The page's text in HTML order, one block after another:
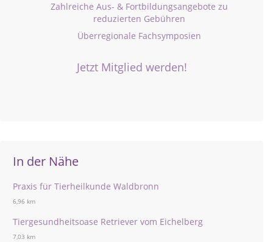
Zahlreiche Aus- & Fortbildungsangebote zu
reduzierten Gebühren
Überregionale Fachsymposien
Jetzt Mitglied werden!
In der Nähe
Praxis für Tierheilkunde Waldbronn
6,96 km
Tiergesundheitsoase Retriever vom Eichelberg
7,03 km